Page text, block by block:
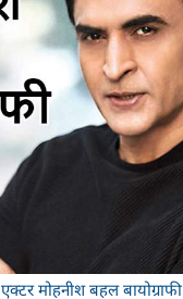
एक्टर मोहनीश बहल बायोग्राफी